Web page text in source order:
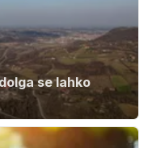
se lahko